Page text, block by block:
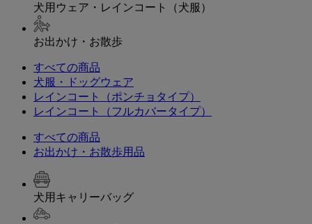
犬用ウェア・レインコート（犬服）
お出かけ・お散歩
すべての商品
犬服・ドッグウェア
レインコート（ポンチョタイプ）
レインコート（フルカバータイプ）
すべての商品
お出かけ・お散歩用品
犬用キャリーバッグ